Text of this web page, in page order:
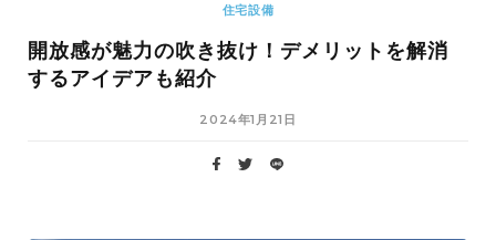
住宅設備
開放感が魅力の吹き抜け！デメリットを解消
するアイデアも紹介
2024年1月21日